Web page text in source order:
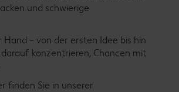
und schwierige
– von der ersten Idee bis hin
konzentrieren, Chancen mit
finden Sie in unserer